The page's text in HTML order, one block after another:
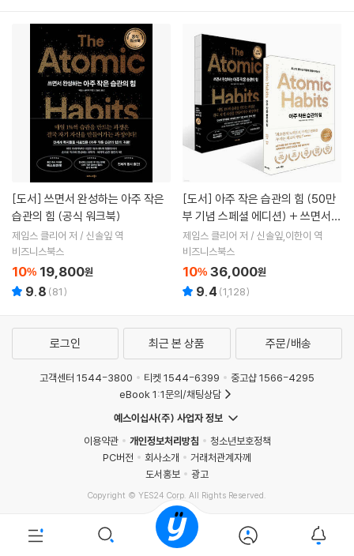
[도서]
습관의 힘 (공식 워크북)
제임스 클리어 저 / 신솔잎 역
비즈니스북스
10% 19,800원
9.8 (81)
[도서]
부 기념 스페셜 에디션) + 쓰면서
완성하는 아주 작은 습관의 힘 (공
식 워크북) 세트
제임스 클리어 저 / 신솔잎,이한이 역
비즈니스북스
10% 36,000원
9.4 (1,128)
로그인 최근 본 상품 주문/배송
고객센터 1544-3800 티켓 1544-6399
중고샵 1566-4295
eBook 1:1문의/채팅상담
예스이십사(주) 사업자 정보
이용약관
개인정보처리방침
청소년보호정책
PC버전
회사소개
거래처관계자께
도서홍보
광고
Copyright © YES24 Corp. All Rights Reserved.